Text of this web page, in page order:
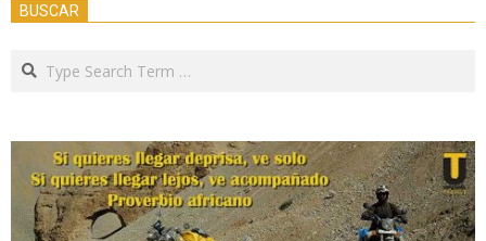
BUSCAR
Search